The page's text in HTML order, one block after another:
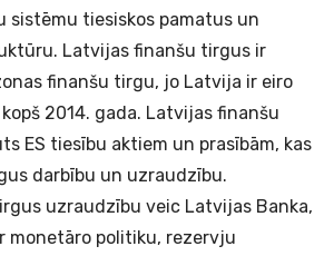
sistēmu tiesiskos pamatus un
Latvijas finanšu tirgus ir
finanšu tirgu, jo Latvija ir eiro
2014. gada. Latvijas finanšu
ES tiesību aktiem un prasībām, kas
darbību un uzraudzību.
uzraudzību veic Latvijas Banka,
monetāro politiku, rezervju